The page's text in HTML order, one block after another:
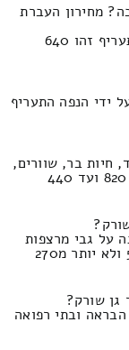
מחירון העברת
בשילוב השכרת מנוף והרמה ע"ג המרצפות התעריף זהו 640
ידי הנפה התעריף
חיות בר, שוורים,
עגלים, עיירים והרשימה ממשיכה, המחיר זהו 820 ועד 440
על גבי מרצפות
ומשטחים ואריזה מהמרצפה המחירון הינו 560 ולא יותר מ270
גן שורק?
ובתי רפואה